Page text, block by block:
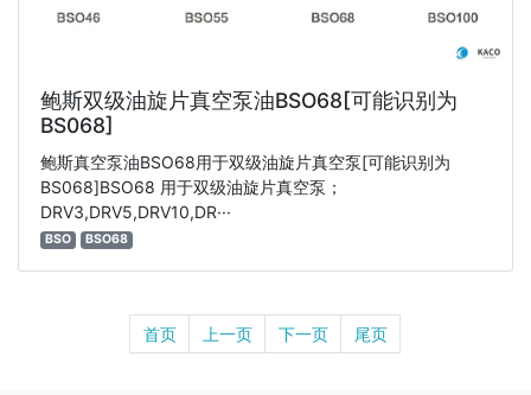
鲍斯双级油旋片真空泵油BSO68[可能识别为
BS068]
鲍斯真空泵油BSO68用于双级油旋片真空泵[可能识别为
BS068]BSO68 用于双级油旋片真空泵；
DRV3,DRV5,DRV10,DR···
BSO BSO68
首页 上一页 下一页 尾页